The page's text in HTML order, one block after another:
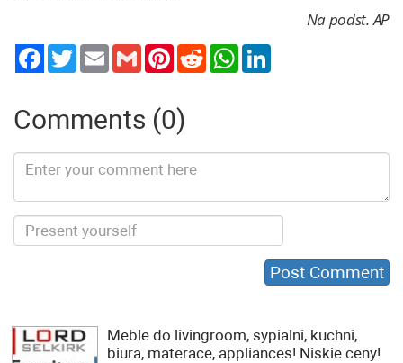
Na podst. AP
TwitterEmail Gmail PinterestReddit WhatsApp
Comments (0)
Meble do livingroom, sypialni, kuchni,
biura, materace, appliances! Niskie ceny!